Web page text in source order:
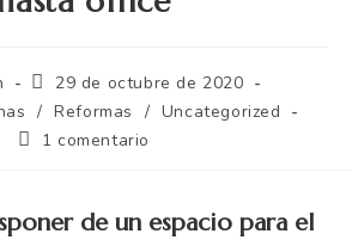
29 de octubre de 2020
/ Reformas / Uncategorized
1 comentario
de un espacio para el